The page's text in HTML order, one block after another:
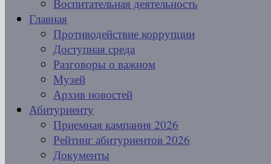
Воспитательная деятельность
Главная
Противодействие коррупции
Доступная среда
Разговоры о важном
Музей
Архив новостей
Абитуриенту
Приемная кампания 2026
Рейтинг абитуриентов 2026
Документы